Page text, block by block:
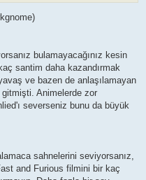
bulamayacağınız kesin
santim daha kazandırmak
ve bazen de anlaşılamayan
Animelerde zor
severseniz bunu da büyük
sahnelerini seviyorsanız,
and Furious filmini bir kaç